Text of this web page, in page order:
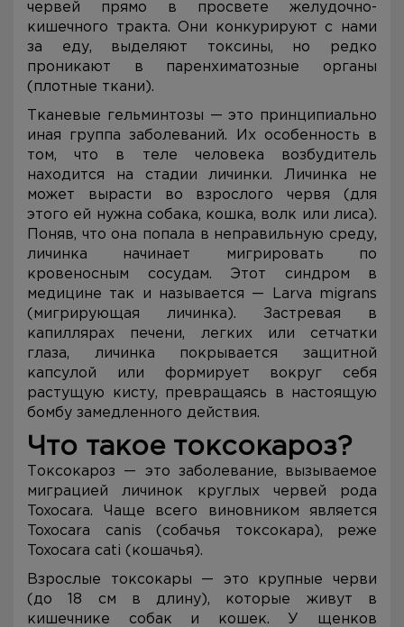
червей прямо в просвете желудочно-
кишечного тракта. Они конкурируют с нами
за еду, выделяют токсины, но редко
проникают в паренхиматозные органы
(плотные ткани).
Тканевые гельминтозы — это принципиально
иная группа заболеваний. Их особенность в
том, что в теле человека возбудитель
находится на стадии личинки. Личинка не
может вырасти во взрослого червя (для
этого ей нужна собака, кошка, волк или лиса).
Поняв, что она попала в неправильную среду,
личинка начинает мигрировать по
кровеносным сосудам. Этот синдром в
медицине так и называется — Larva migrans
(мигрирующая личинка). Застревая в
капиллярах печени, легких или сетчатки
глаза, личинка покрывается защитной
капсулой или формирует вокруг себя
растущую кисту, превращаясь в настоящую
бомбу замедленного действия.
Что такое токсокароз?
Токсокароз — это заболевание, вызываемое
миграцией личинок круглых червей рода
Toxocara. Чаще всего виновником является
Toxocara canis (собачья токсокара), реже
Toxocara cati (кошачья).
Взрослые токсокары — это крупные черви
(до 18 см в длину), которые живут в
кишечнике собак и кошек. У щенков